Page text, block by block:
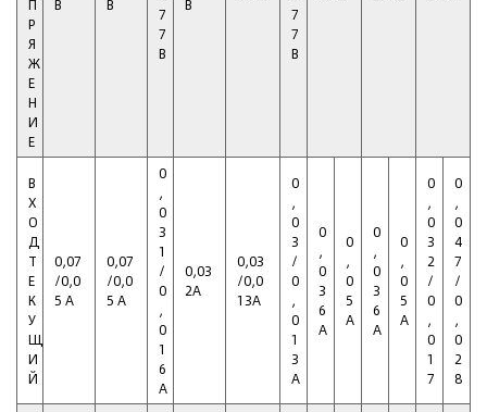
П
Р
Я
Ж
Е
Н
И
Е
В
В
7
7
В
В
7
7
В
В
Х
О
Д
Т
Е
К
У
Щ
И
Й
0,07
/0,0
5 А
0,07
/0,0
5 А
0
,
0
3
1
/
0
,
0
1
6
А
0,03
2А
0,03
/0,0
13А
0
,
0
3
/
0
,
0
1
3
А
0
,
0
3
6
А
0
,
0
5
А
0
,
0
3
6
А
0
,
0
5
А
0
,
0
3
2
/
0
,
0
1
7
0
,
0
4
7
/
0
,
0
2
8